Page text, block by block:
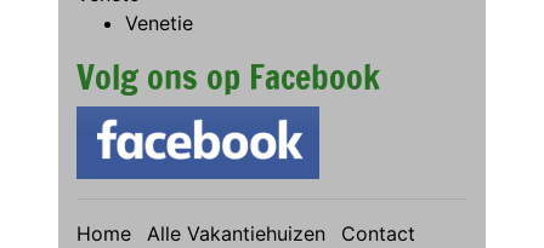
Venetie
Volg ons op Facebook
Home Alle Vakantiehuizen
Contact